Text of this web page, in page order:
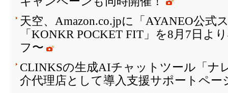
天空、Amazon.co.jpに「AYANEO公式
「KONKR POCKET FIT」を8月7日よ
フ〜
CLINKSの生成AIチャットツール「ナ
介代理店として導入支援サポートペー